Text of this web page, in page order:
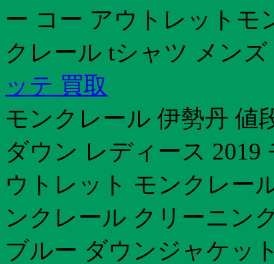
ー コー アウトレットモ
クレール tシャツ メン
ッテ 買取
モンクレール 伊勢丹 値
ダウン レディース
ウトレット モンクレー
ンクレール クリーニン
ブルー ダウンジャケッ